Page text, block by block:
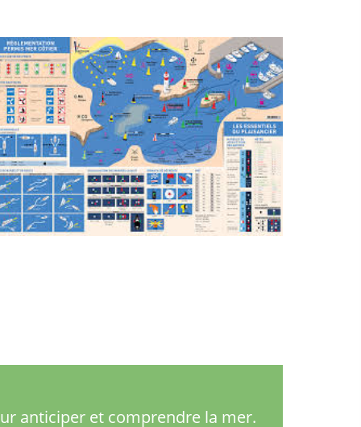
anticiper et comprendre la mer.